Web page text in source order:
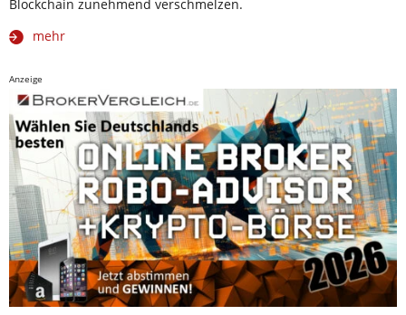
Blockchain zunehmend verschmelzen.
mehr
Anzeige